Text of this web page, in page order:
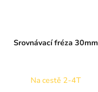
Srovnávací fréza 30mm
Na cestě 2-4T